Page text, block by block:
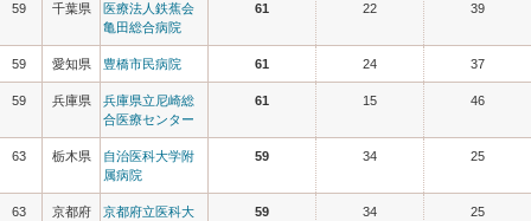
59 千葉県
医療法人鉄蕉会
亀田総合病院
61 22 39
59 愛知県 豊橋市民病院 61 24 37
59 兵庫県
兵庫県立尼崎総
合医療センター
61 15 46
63 栃木県
自治医科大学附
属病院
59 34 25
63 京都府
京都府立医科大
59 34 25